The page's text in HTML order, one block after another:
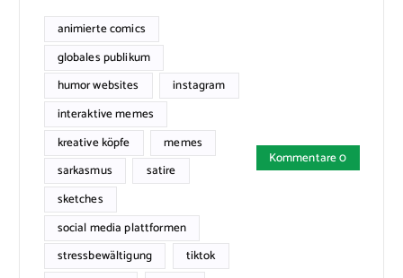
animierte comics
globales publikum
humor websites
instagram
interaktive memes
kreative köpfe
memes
sarkasmus
satire
sketches
social media plattformen
stressbewältigung
tiktok
Kommentare 0